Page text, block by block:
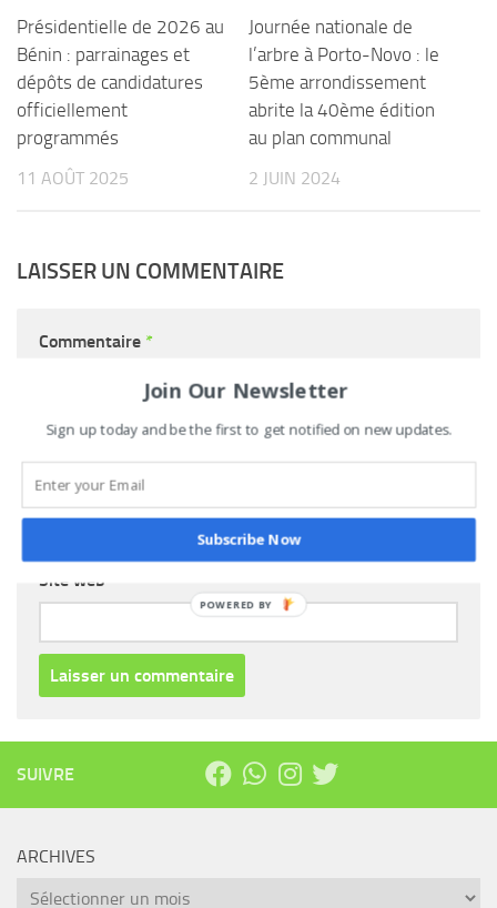
Présidentielle de 2026 au
Bénin : parrainages et
dépôts de candidatures
officiellement
programmés
11 AOÛT 2025
Journée nationale de
l’arbre à Porto-Novo : le
5ème arrondissement
abrite la 40ème édition
au plan communal
2 JUIN 2024
LAISSER UN COMMENTAIRE
Commentaire *
Nom*
Site web
SUIVRE
ARCHIVES
Archives
Join Our Newsletter
Sign up today and be the first to get notified on new updates.
Subscribe Now
POWERED BY